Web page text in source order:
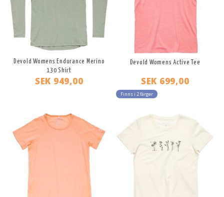
Devold Womens Endurance Merino
130 Shirt
SEK 949,00
Devold Womens Active Tee
SEK 699,00
Finns i 2 färger